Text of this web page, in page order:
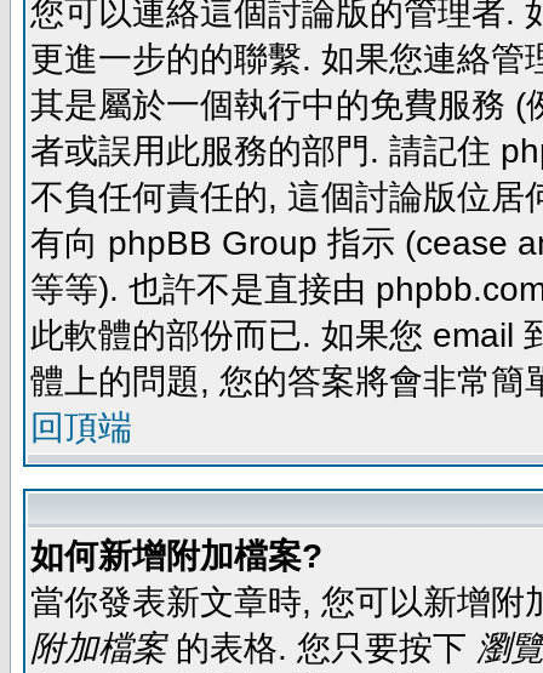
您可以連絡這個討論版的管理者.
更進一步的的聯繫. 如果您連絡
其是屬於一個執行中的免費服務
者或誤用此服務的部門. 請記住
不負任何責任的, 這個討論版位
有向 phpBB Group 指示 (cease
等等). 也許不是直接由
此軟體的部份而已. 如果您 email
體上的問題, 您的答案將會非常簡
回頂端
如何新增附加檔案?
當你發表新文章時, 您可以新增
附加檔案的表格. 您只要按下 瀏